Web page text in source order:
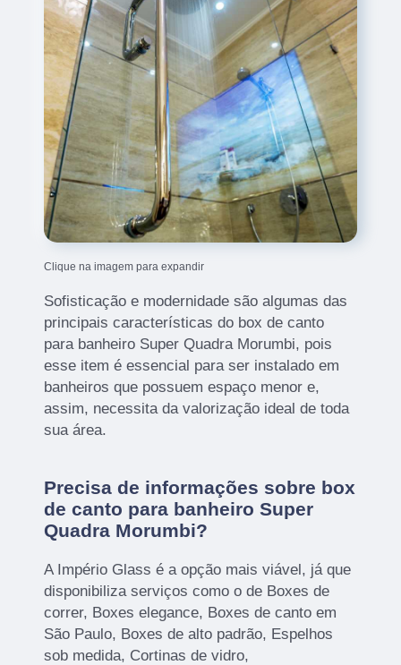
Clique na imagem para expandir
Sofisticação e modernidade são algumas das
principais características do box de canto
para banheiro Super Quadra Morumbi, pois
esse item é essencial para ser instalado em
banheiros que possuem espaço menor e,
assim, necessita da valorização ideal de toda
sua área.
Precisa de informações sobre box
de canto para banheiro Super
Quadra Morumbi?
A Império Glass é a opção mais viável, já que
disponibiliza serviços como o de Boxes de
correr, Boxes elegance, Boxes de canto em
São Paulo, Boxes de alto padrão, Espelhos
sob medida, Cortinas de vidro,